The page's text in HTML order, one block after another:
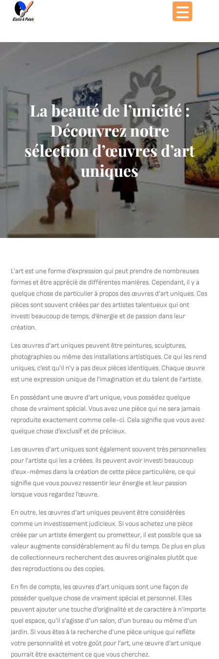
Passer
La beauté de l’unicité :
Découvrez notre
sélection d’œuvres d’art
uniques
L’art est une forme d’expression qui peut prendre de nombreuses
formes et être apprécié de différentes manières. Cependant, il y a
quelque chose de particulier à propos des œuvres d’art uniques. Ces
pièces sont souvent créées par des artistes talentueux qui ont
investi beaucoup de temps, d’énergie et de passion dans leur
création.
Les œuvres d’art uniques peuvent être peintures, sculptures,
photographies ou même des installations artistiques. Ce qui les rend
uniques, c’est qu’il n’y a pas deux pièces identiques. Chaque œuvre
est une expression unique de l’imagination et du talent de l’artiste.
En possédant une œuvre d’art unique, vous possédez quelque
chose de vraiment spécial. Vous avez une pièce qui ne sera jamais
reproduite exactement comme celle-ci. Cela signifie que vous avez
quelque chose d’exclusif et de précieux.
Les œuvres d’art uniques sont également souvent très personnelles
pour l’artiste qui les a créées. Ils peuvent avoir investi beaucoup
d’eux-mêmes dans la création de cette pièce particulière, ce qui
signifie que vous pouvez ressentir leur énergie et leur passion
lorsque vous regardez l’œuvre.
En outre, les œuvres d’art uniques peuvent être considérées
comme un investissement judicieux. Si vous achetez une pièce
créée par un artiste émergent ou prometteur, il est possible que sa
valeur augmente considérablement au fil du temps. De plus en plus
de collectionneurs recherchent des œuvres originales plutôt que
des reproductions ou des copies.
En fin de compte, les œuvres d’art uniques sont une façon de
posséder quelque chose de vraiment spécial et personnel. Elles
peuvent ajouter une touche d’originalité et de caractère à n’importe
quel espace, qu’il s’agisse d’un salon, d’un bureau ou même d’un
jardin. Si vous êtes à la recherche d’une pièce unique qui reflète
votre personnalité et votre goût pour l’art, une œuvre d’art unique
pourrait être exactement ce que vous cherchez.